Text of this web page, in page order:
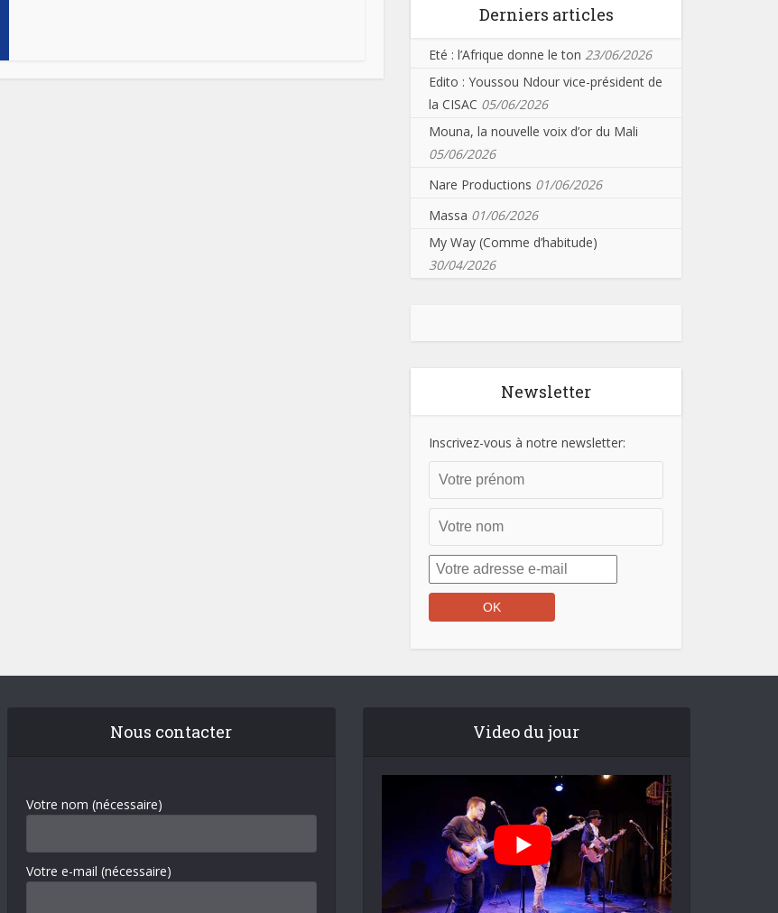
Derniers articles
Eté : l’Afrique donne le ton 23/06/2026
Edito : Youssou Ndour vice-président de
la CISAC 05/06/2026
Mouna, la nouvelle voix d’or du Mali
05/06/2026
Nare Productions 01/06/2026
Massa 01/06/2026
My Way (Comme d’habitude)
30/04/2026
Newsletter
Inscrivez-vous à notre newsletter:
Nous contacter
Votre nom (nécessaire)
Votre e-mail (nécessaire)
Video du jour